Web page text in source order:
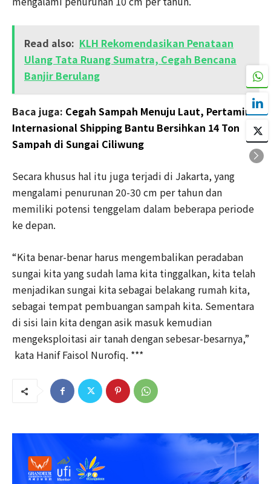
Read also: KLH Rekomendasikan Penataan
Ulang Tata Ruang Sumatra, Cegah Bencana
Banjir Berulang
Baca juga: Cegah Sampah Menuju Laut, Pertamina
Internasional Shipping Bantu Bersihkan 14 Ton
Sampah di Sungai Ciliwung
Secara khusus hal itu juga terjadi di Jakarta, yang
mengalami penurunan 20-30 cm per tahun dan
memiliki potensi tenggelam dalam beberapa periode
ke depan.
“Kita benar-benar harus mengembalikan peradaban
sungai kita yang sudah lama kita tinggalkan, kita telah
menjadikan sungai kita sebagai belakang rumah kita,
sebagai tempat pembuangan sampah kita. Sementara
di sisi lain kita dengan asik masuk kemudian
mengeksploitasi air tanah dengan sebesar-besarnya,”
kata Hanif Faisol Nurofiq. ***